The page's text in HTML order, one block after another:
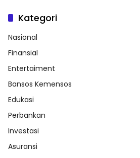
Kategori
Nasional
Finansial
Entertaiment
Bansos Kemensos
Edukasi
Perbankan
Investasi
Asuransi